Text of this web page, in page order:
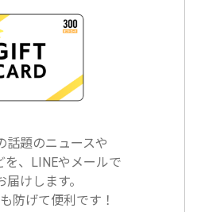
話題のニュースや
を、LINEやメールで
届けします。
防げて便利です！